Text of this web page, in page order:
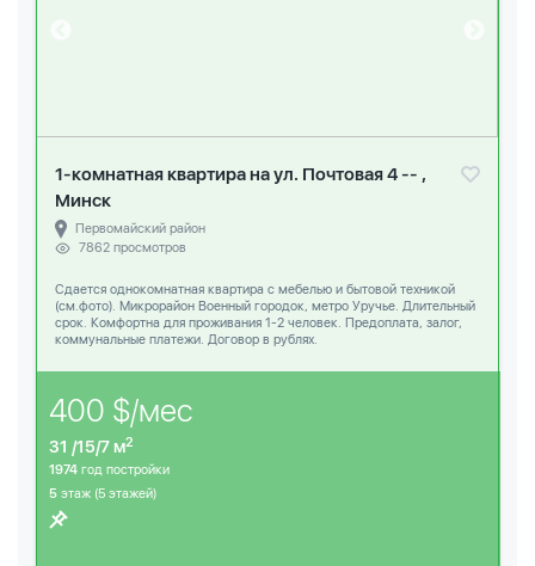
1-комнатная квартира на ул. Почтовая 4 -- ,
Минск
Первомайский район
7862 просмотров
Сдается однокомнатная квартира c мебелью и бытовой техникой
(см.фото). Микрорайон Военный городок, метро Уручье. Длительный
срок. Комфортна для проживания 1-2 человек. Предоплата, залог,
коммунальные платежи. Договор в рублях.
400 $/мес
31 /15/7 м2
1974 год постройки
5 этаж (5 этажей)